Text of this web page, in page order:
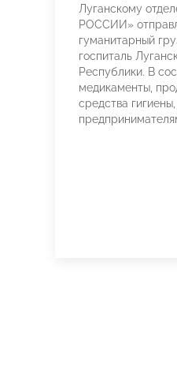
Луганскому
РОССИИ»
гуманитарный
госпиталь
Республики. В
медикаменты,
средства